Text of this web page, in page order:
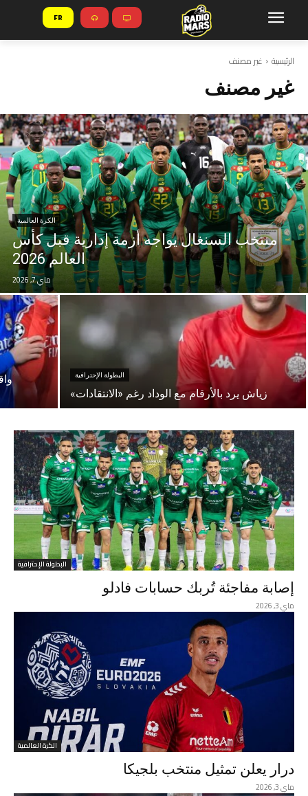
FR
الرئيسية غير مصنف
غير مصنف
الكرة العالمية
منتخب السنغال يواجه أزمة إدارية قبل كأس
العالم 2026
ماي 7, 2026
البطولة الإحترافية
زياش يرد بالأرقام مع الوداد رغم «الانتقادات»
البطولة الإحترافية
إصابة مفاجئة تُربك حسابات فادلو
ماي 3, 2026
الكرة العالمية
درار يعلن تمثيل منتخب بلجيكا
ماي 3, 2026